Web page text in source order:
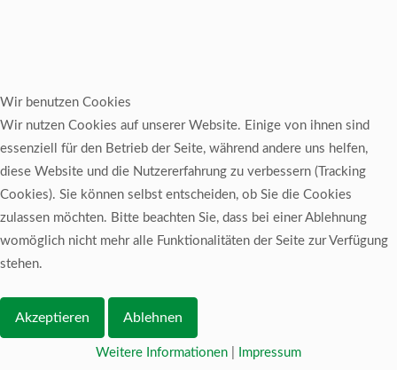
Wir benutzen Cookies
Wir nutzen Cookies auf unserer Website. Einige von ihnen sind
essenziell für den Betrieb der Seite, während andere uns helfen,
diese Website und die Nutzererfahrung zu verbessern (Tracking
Cookies). Sie können selbst entscheiden, ob Sie die Cookies
zulassen möchten. Bitte beachten Sie, dass bei einer Ablehnung
womöglich nicht mehr alle Funktionalitäten der Seite zur Verfügung
stehen.
Akzeptieren Ablehnen
Weitere Informationen Impressum